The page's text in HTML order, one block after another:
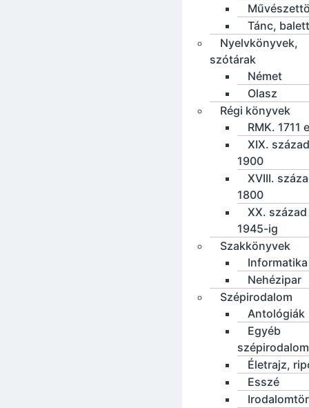
Tánc, balett
Nyelvkönyvek,
szótárak
Német
Olasz
Régi könyvek
RMK. 1711
XIX.
1900
XVIII.
1800
XX.
1945-ig
Szakkönyvek
Informatika
Nehézipar
Szépirodalom
Antológiák
Egyéb
szépirodalom
Életrajz,
Esszé